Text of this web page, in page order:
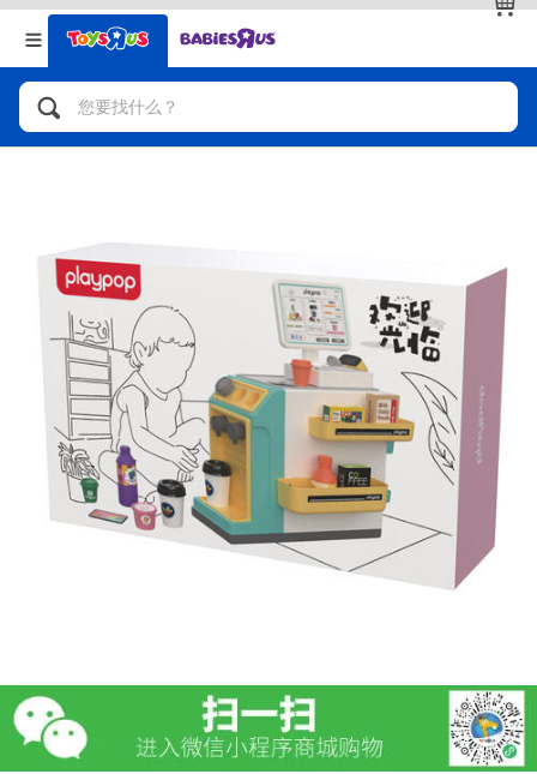
返回
分类目录
人气英雄，角色扮演，射击玩具
拼砌组合及乐高LEGO
玩具车，货车，火车及遥控系列
手工艺，文具，蜡笔，泥胶，画板
娃娃，芭比，收藏公仔
电子玩具
益智学习玩具
户外及运动产品
返回
品牌
查看全部